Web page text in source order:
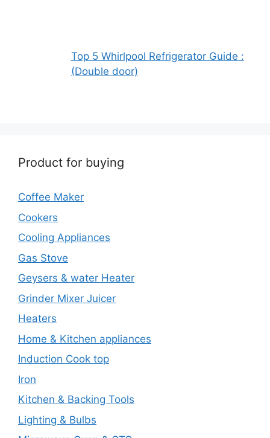
Top 5 Whirlpool Refrigerator Guide :
(Double door)
Product for buying
Coffee Maker
Cookers
Cooling Appliances
Gas Stove
Geysers & water Heater
Grinder Mixer Juicer
Heaters
Home & Kitchen appliances
Induction Cook top
Iron
Kitchen & Backing Tools
Lighting & Bulbs